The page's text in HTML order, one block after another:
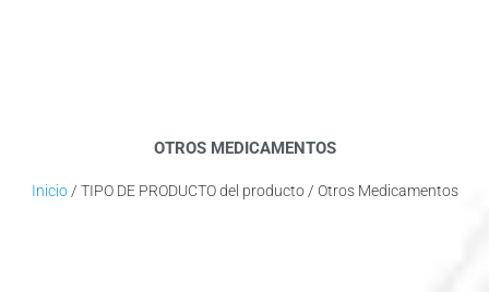
OTROS MEDICAMENTOS
Inicio/ TIPO DE PRODUCTO del producto / Otros Medicamentos